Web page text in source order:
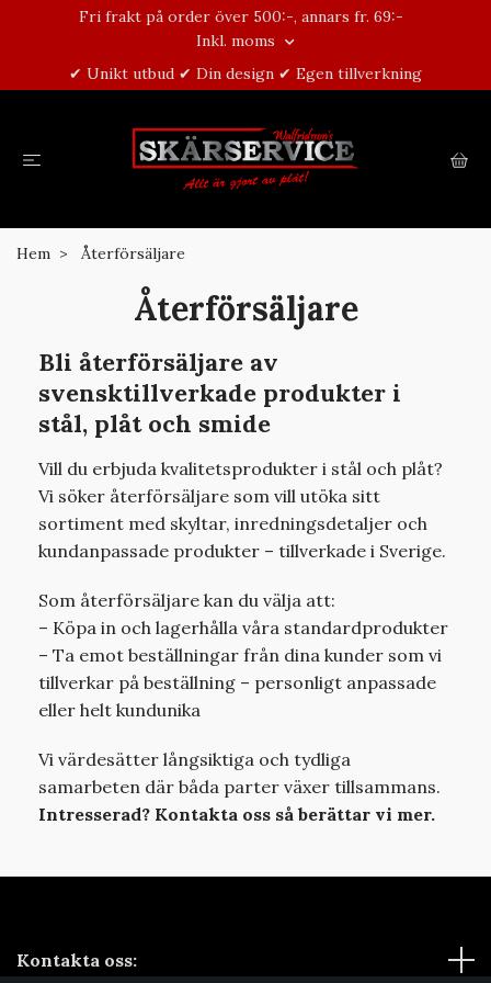
Fri frakt på order över 500:-, annars fr. 69:-
Inkl. moms
✔ Unikt utbud ✔ Din design ✔ Egen tillverkning
Hem Återförsäljare
Återförsäljare
Bli återförsäljare av
svensktillverkade produkter i
stål, plåt och smide
Vill du erbjuda kvalitetsprodukter i stål och plåt?
Vi söker återförsäljare som vill utöka sitt
sortiment med skyltar, inredningsdetaljer och
kundanpassade produkter – tillverkade i Sverige.
Som återförsäljare kan du välja att:
– Köpa in och lagerhålla våra standardprodukter
– Ta emot beställningar från dina kunder som vi
tillverkar på beställning – personligt anpassade
eller helt kundunika
Vi värdesätter långsiktiga och tydliga
samarbeten där båda parter växer tillsammans.
Intresserad? Kontakta oss så berättar vi mer.
Kontakta oss: